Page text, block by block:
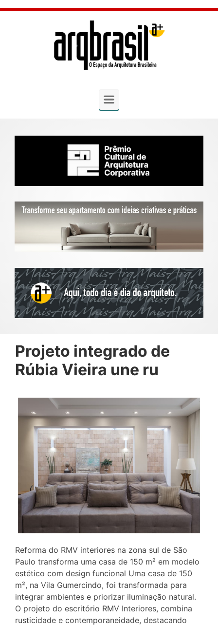
Skip to main content
Projeto integrado de
Rúbia Vieira une ru
Reforma do RMV interiores na zona sul de São
Paulo transforma uma casa de 150 m² em modelo
estético com design funcional Uma casa de 150
m², na Vila Gumercindo, foi transformada para
integrar ambientes e priorizar iluminação natural.
O projeto do escritório RMV Interiores, combina
rusticidade e contemporaneidade, destacando